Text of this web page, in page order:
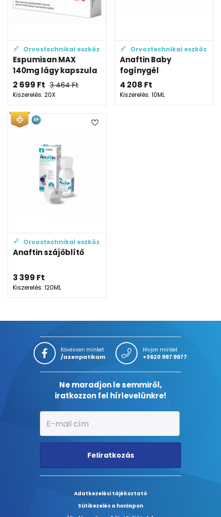
Orvostechnikai eszköz
Espumisan MAX
140mg lágy kapszula
2 699 Ft 3 464Ft
Kiszerelés: 20X
Orvostechnikai eszköz
Anaftin Baby
fogínygél
4 208 Ft
Kiszerelés: 10ML
Orvostechnikai eszköz
Anaftin szájöblítő
3 399 Ft
Kiszerelés: 120ML
EP
Kövessen minket
/azenpatikam
Hívjon minket
+3620 997 9977
Ne maradjon le semmiről,
iratkozzon fel hírlevelünkre!
Feliratkozás
Adatkezelési tájékoztató
Sütikezelés a honlapon